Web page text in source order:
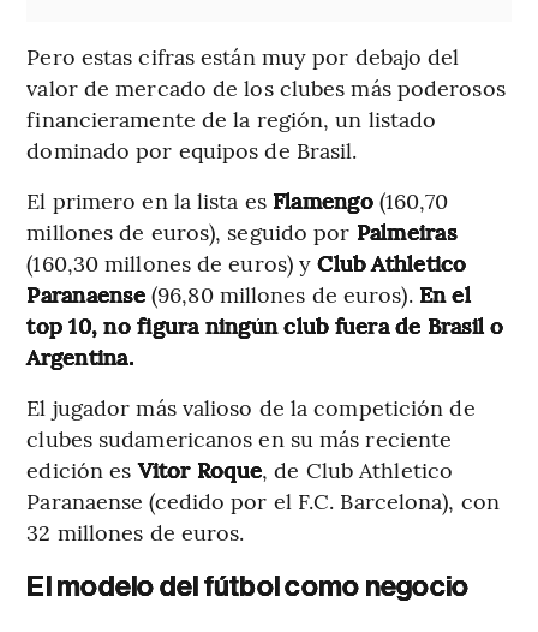
Pero estas cifras están muy por debajo del
valor de mercado de los clubes más poderosos
financieramente de la región, un listado
dominado por equipos de Brasil.
El primero en la lista es Flamengo(160,70
millones de euros), seguido por Palmeiras
(160,30 millones de euros) yClub Athletico
Paranaense(96,80 millones de euros). En el
top 10, no figura ningún club fuera de Brasil o
Argentina.
El jugador más valioso de la competición de
clubes sudamericanos en su más reciente
edición esVitor Roque, de Club Athletico
Paranaense (cedido por el F.C. Barcelona), con
32 millones de euros.
El modelo del fútbol como negocio